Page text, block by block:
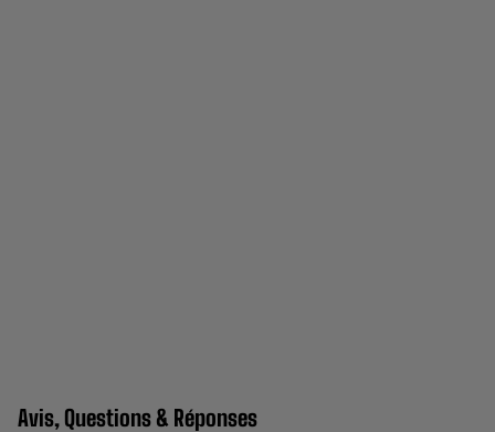
Avis, Questions & Réponses